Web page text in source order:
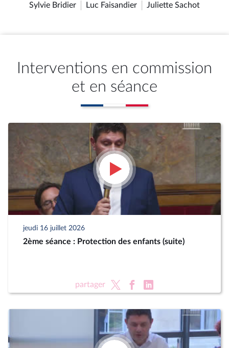
Sylvie Bridier Luc Faisandier Juliette Sachot
Interventions en commission
et en séance
jeudi 16 juillet 2026
2ème séance : Protection des enfants (suite)
partager